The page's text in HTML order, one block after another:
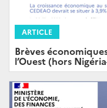
ARTICLE
Brèves
l’Ouest (hors